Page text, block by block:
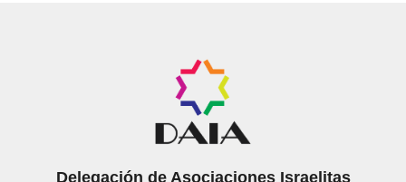
Delegación de Asociaciones Israelitas